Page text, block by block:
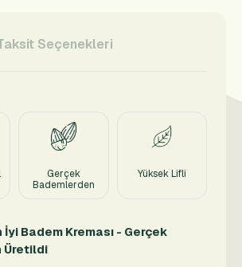
Seçenekleri
Gerçek
Bademlerden
Yüksek Lifli
İyi Badem Kreması - Gerçek
Üretildi